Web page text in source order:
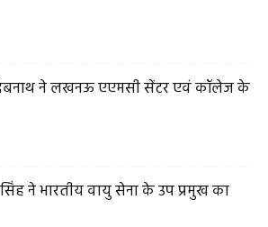
ने लखनऊ एएमसी सेंटर एवं कॉलेज के
ने भारतीय वायु सेना के उप प्रमुख का